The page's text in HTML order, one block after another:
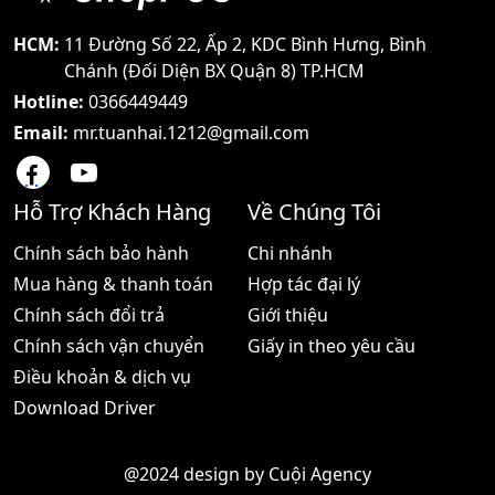
Âm Thanh Chuông Báo
Giờ Vào Ra Tăng Ca… - Kết
Nối Với Máy Tính Qua
Cổng TCP/IP
năng nổi bật nên được
nhiều khách hàng tin
dùng lựa chọn
HCM: 11 Đường Số 22, Ấp 2, KDC Bình Hưng, Bình
Chánh (Đối Diện BX Quận 8) TP.HCM
Hotline: 0366449449
Email: mr.tuanhai.1212@gmail.com
Hỗ Trợ Khách Hàng
Chính sách bảo hành
Mua hàng & thanh toán
Chính sách đổi trả
Chính sách vận chuyển
Điều khoản & dịch vụ
Download Driver
Về Chúng Tôi
Chi nhánh
Hợp tác đại lý
Giới thiệu
Giấy in theo yêu cầu
@2024 design by Cuội Agency